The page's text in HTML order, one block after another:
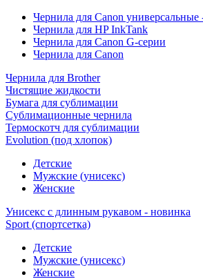
Чернила для Canon
Чернила для HP InkTank
Чернила для Canon G-серии
Чернила для Canon
Чернила для Brother
Чистящие жидкости
Бумага для сублимации
Сублимационные чернила
Термоскотч для сублимации
Evolution (под хлопок)
Детские
Мужские (унисекс)
Женские
Унисекс с длинным рукавом - новинка
Sport (спортсетка)
Детские
Мужские (унисекс)
Женские